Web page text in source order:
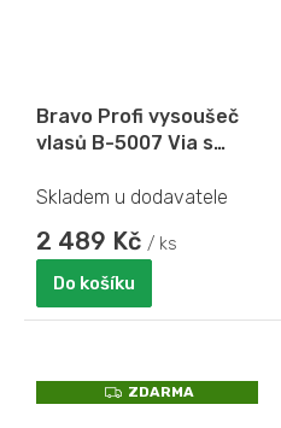
Bravo Profi vysoušeč
vlasů B-5007 Via s
sklopnou rukojetí
Skladem u dodavatele
2 489 Kč / ks
Do košíku
Z
D
ZDARMA